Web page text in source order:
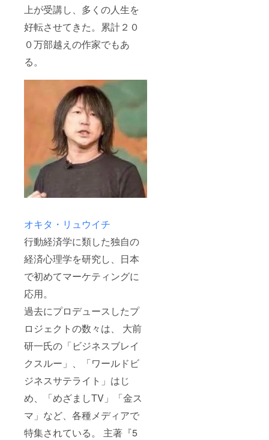
上が受講し、多くの人生を
好転させてきた。累計２０
０万部越えの作家でもあ
る。
オキタ・リュウイチ
行動経済学に類した独自の
経済心理学を研究し、日本
で初めてマーケティングに
応用。
過去にプロデュースしたプ
ロジェクトの数々は、 大前
研一氏の「ビジネスブレイ
クスルー」、「ワールドビ
ジネスサテライト」はじ
め、「めざましTV」「金ス
マ」など、各種メディアで
特集されている。 主著『5